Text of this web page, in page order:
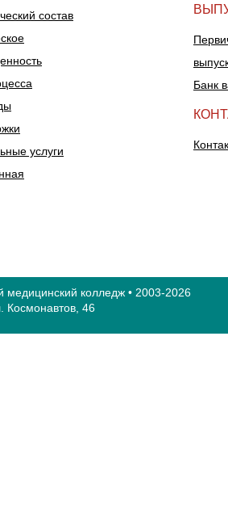
состав
услуги
Банк
медицинский колледж • 2003-2026
Космонавтов, 46